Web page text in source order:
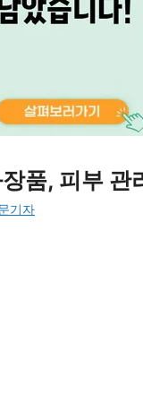
품, 피부 관
기자